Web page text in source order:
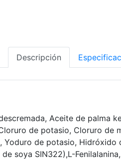
Descripción
Aceite de palma
de potasio, Cloruro de
Yoduro de potasio,
soya SIN322),L-